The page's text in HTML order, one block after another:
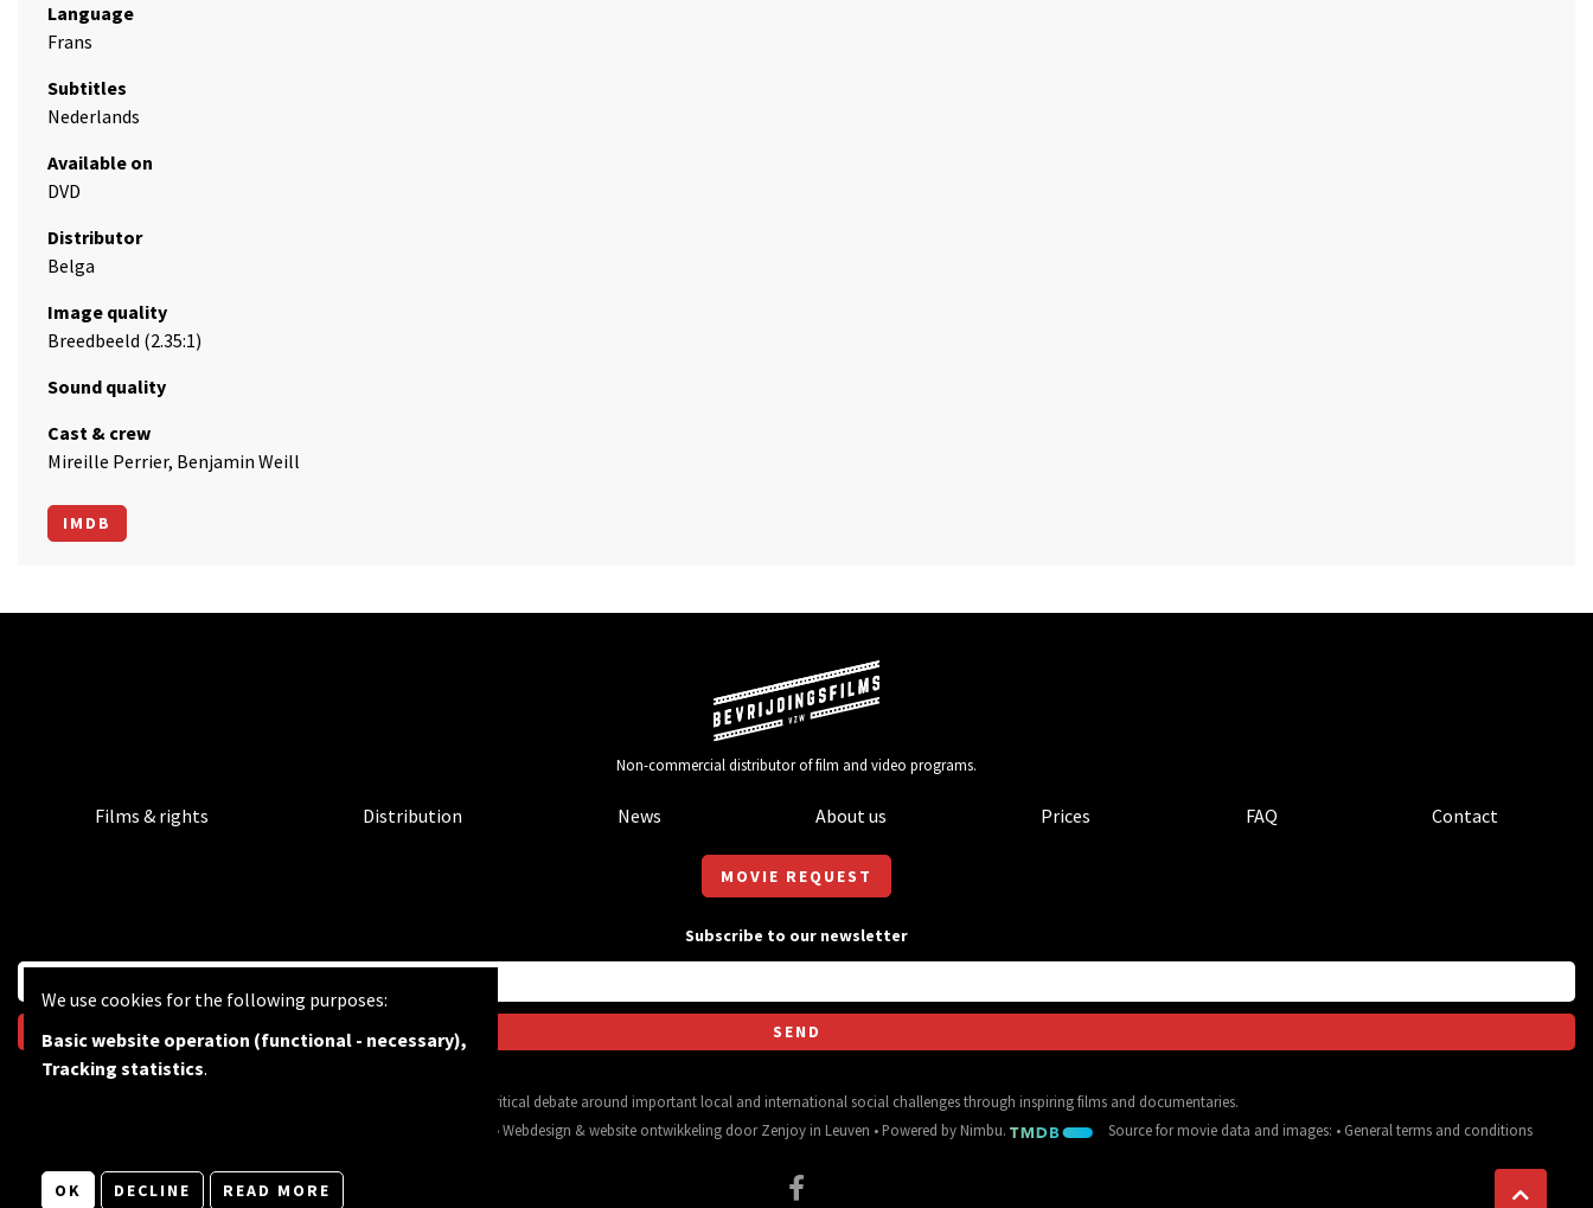
Language
Frans
Subtitles
Nederlands
Available on
DVD
Distributor
Belga
Image quality
Breedbeeld (2.35:1)
Sound quality
Cast & crew
Mireille Perrier, Benjamin Weill
IMDB
Non-commercial distributor of film and video programs.
Films & rights Distribution News About us Prices FAQ Contact
MOVIE REQUEST
Subscribe to our newsletter
BF wants to feed the critical debate around important local and international social challenges through inspiring films and documentaries.
•Webdesign &website ontwikkelingdoorZenjoy in Leuven • Powered by Nimbu. Source for movie data and images: • General terms and conditions
We use cookies for the following purposes:
Basic website operation (functional - necessary),
Tracking statistics.
OK DECLINE READ MORE